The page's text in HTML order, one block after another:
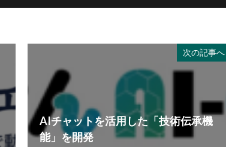
次の記事へ
AIチャットを活用した「技術伝承機
能」を開発